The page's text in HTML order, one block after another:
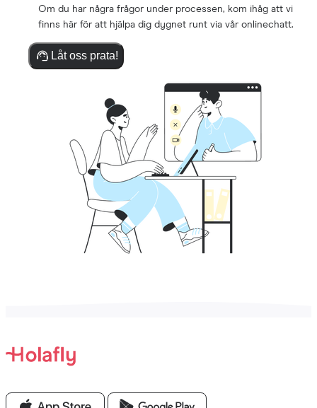
Om du har några frågor under processen, kom ihåg att vi
finns här för att hjälpa dig dygnet runt via vår onlinechatt.
Låt oss prata!